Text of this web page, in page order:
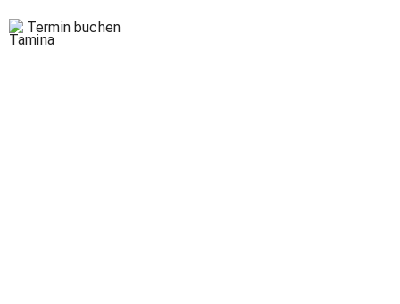
Termin buchen